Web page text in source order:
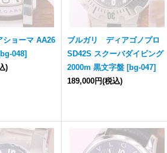
ョーマ AA26
bg-048]
)
ブルガリ ディアゴノプロ
SD42S スクーバダイビング
2000m 黒文字盤 [bg-047]
189,000円(税込)